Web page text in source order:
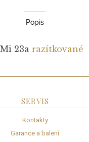
Popis
23a razítkované
SERVIS
Kontakty
Garance a balení